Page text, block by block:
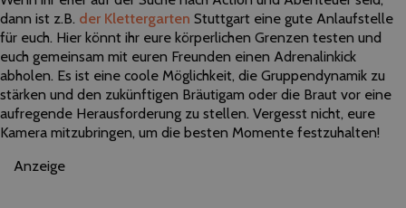
dann ist z.B. der Klettergarten Stuttgart eine gute Anlaufstelle
für euch. Hier könnt ihr eure körperlichen Grenzen testen und
euch gemeinsam mit euren Freunden einen Adrenalinkick
abholen. Es ist eine coole Möglichkeit, die Gruppendynamik zu
stärken und den zukünftigen Bräutigam oder die Braut vor eine
aufregende Herausforderung zu stellen. Vergesst nicht, eure
Kamera mitzubringen, um die besten Momente festzuhalten!
Anzeige